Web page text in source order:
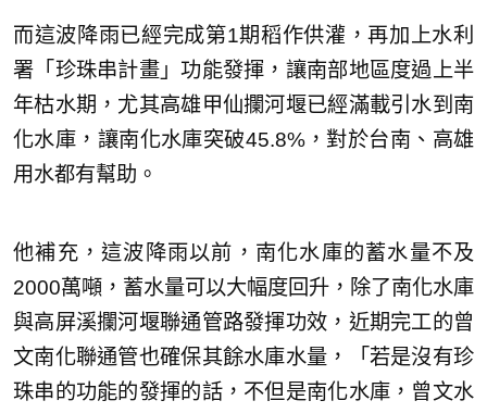
而這波降雨已經完成第1期稻作供灌，再加上水利
署「珍珠串計畫」功能發揮，讓南部地區度過上半
年枯水期，尤其高雄甲仙攔河堰已經滿載引水到南
化水庫，讓南化水庫突破45.8%，對於台南、高雄
用水都有幫助。
他補充，這波降雨以前，南化水庫的蓄水量不及
2000萬噸，蓄水量可以大幅度回升，除了南化水庫
與高屏溪攔河堰聯通管路發揮功效，近期完工的曾
文南化聯通管也確保其餘水庫水量，「若是沒有珍
珠串的功能的發揮的話，不但是南化水庫，曾文水